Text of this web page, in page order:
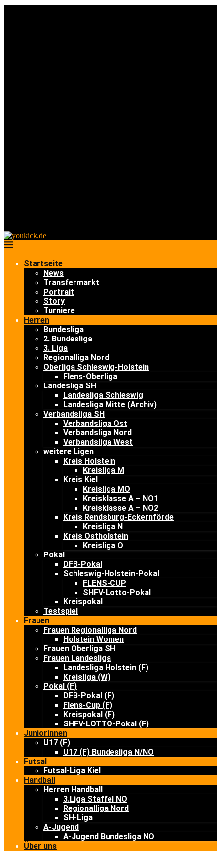
Startseite
News
Transfermarkt
Portrait
Story
Turniere
Herren
Bundesliga
2. Bundesliga
3. Liga
Regionalliga Nord
Oberliga Schleswig-Holstein
Flens-Oberliga
Landesliga SH
Landesliga Schleswig
Landesliga Mitte (Archiv)
Verbandsliga SH
Verbandsliga Ost
Verbandsliga Nord
Verbandsliga West
weitere Ligen
Kreis Holstein
Kreisliga M
Kreis Kiel
Kreisliga MO
Kreisklasse A – NO1
Kreisklasse A – NO2
Kreis Rendsburg-Eckernförde
Kreisliga N
Kreis Ostholstein
Kreisliga O
Pokal
DFB-Pokal
Schleswig-Holstein-Pokal
FLENS-CUP
SHFV-Lotto-Pokal
Kreispokal
Testspiel
Frauen
Frauen Regionalliga Nord
Holstein Women
Frauen Oberliga SH
Frauen Landesliga
Landesliga Holstein (F)
Kreisliga (W)
Pokal (F)
DFB-Pokal (F)
Flens-Cup (F)
Kreispokal (F)
SHFV-LOTTO-Pokal (F)
Juniorinnen
U17 (F)
U17 (F) Bundesliga N/NO
Futsal
Futsal-Liga Kiel
Handball
Herren Handball
3.Liga Staffel NO
Regionalliga Nord
SH-Liga
A-Jugend
A-Jugend Bundesliga NO
Über uns